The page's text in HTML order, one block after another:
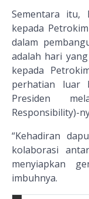
Sementara itu,
kepada
dalam
adalah hari
kepada
perhatian luar
Presiden
Responsibility)-
“Kehadiran
kolaborasi
menyiapkan
imbuhnya.